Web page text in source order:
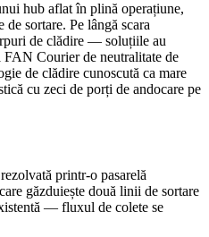
hub aflat în plină operațiune,
sortare. Pe lângă scara
de clădire — soluțiile au
Courier de neutralitate de
de clădire cunoscută ca mare
cu zeci de porți de andocare pe
printr-o pasarelă
găzduiește două linii de sortare
— fluxul de colete se